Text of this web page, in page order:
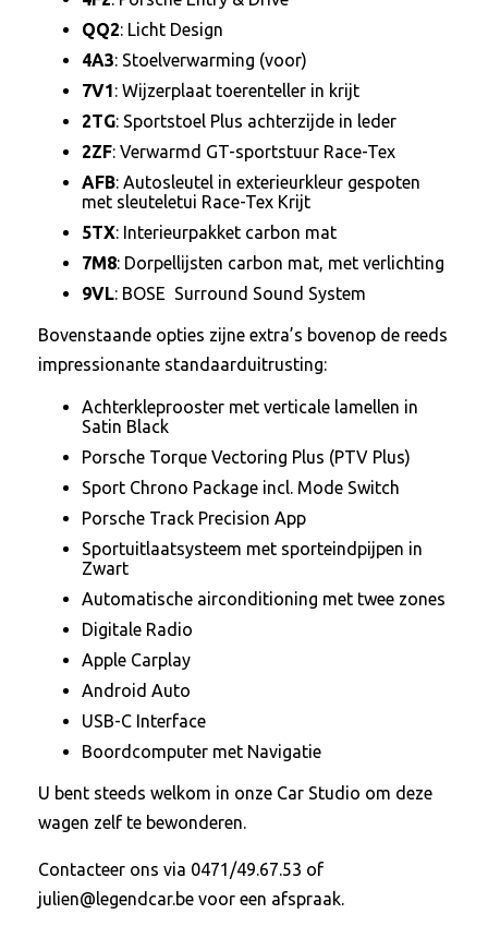
QQ2: Licht Design
4A3: Stoelverwarming (voor)
7V1: Wijzerplaat toerenteller in krijt
2TG: Sportstoel Plus achterzijde in leder
2ZF: Verwarmd GT-sportstuur Race-Tex
AFB: Autosleutel in exterieurkleur gespoten
met sleuteletui Race-Tex Krijt
5TX: Interieurpakket carbon mat
7M8: Dorpellijsten carbon mat, met verlichting
9VL: BOSE Surround Sound System
Bovenstaande opties zijne extra’s bovenop de reeds
impressionante standaarduitrusting:
Achterkleprooster met verticale lamellen in
Satin Black
Porsche Torque Vectoring Plus (PTV Plus)
Sport Chrono Package incl. Mode Switch
Porsche Track Precision App
Sportuitlaatsysteem met sporteindpijpen in
Zwart
Automatische airconditioning met twee zones
Digitale Radio
Apple Carplay
Android Auto
USB-C Interface
Boordcomputer met Navigatie
U bent steeds welkom in onze Car Studio om deze
wagen zelf te bewonderen.
Contacteer ons via 0471/49.67.53 of
julien@legendcar.be voor een afspraak.